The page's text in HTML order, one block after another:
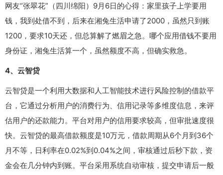
网友“张翠花”（四川绵阳）9月6日的心得：家里孩子上学要用
钱，我到处借不到，后来在湘兔生活申请了2000，虽然只到账
1200，要求10天还，但总算解了燃眉之急。哪个应用借钱不要用
身份证，湘兔生活算一个，虽然额度不高，但确实救急。
4、云智贷
云智贷是一个利用大数据和人工智能技术进行风险控制的借款平
台，它通过分析用户的消费行为、信用记录等多维度信息，来评
估用户的还款能力。平台对用户的信用要求较高，但审批速度很
快。云智贷的最高借款额度是10万元，借款周期从6个月到36个
月不等，日利率在0.02%到0.04%之间，审核通过后秒下款，资
金会在几分钟内到账。平台采用系统自动审核，提交申请后一般